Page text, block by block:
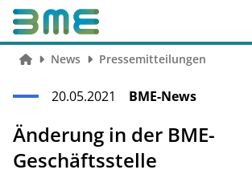
News Pressemitteilungen
20.05.2021 BME-News
Änderung in der BME-
Geschäftsstelle